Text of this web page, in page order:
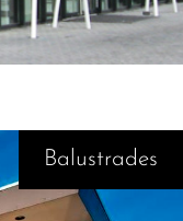
Balustrades